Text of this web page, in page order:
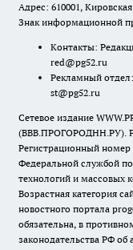
Адрес: 610001,
Знак информационной
Контакты:
red@pg52.ru
Рекламный
st@pg52.ru
Сетевое издание
(ВВВ.ПРОГОРОДНН.РУ).
Регистрационный номер
Федеральной службой
технологий и массовых
Возрастная категория
новостного портала
обязательна, в
законодательства РФ